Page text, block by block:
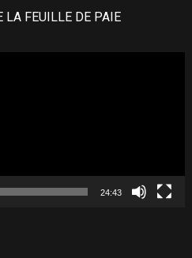
LA FEUILLE DE PAIE
24:43